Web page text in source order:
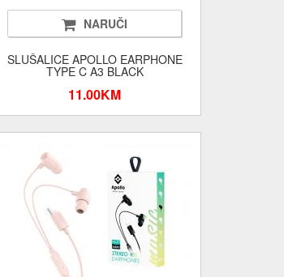
NARUČI
SLUŠALICE APOLLO EARPHONE
TYPE C A3 BLACK
11.00KM